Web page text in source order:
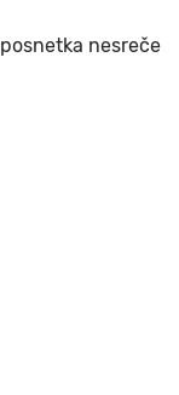
nesreče